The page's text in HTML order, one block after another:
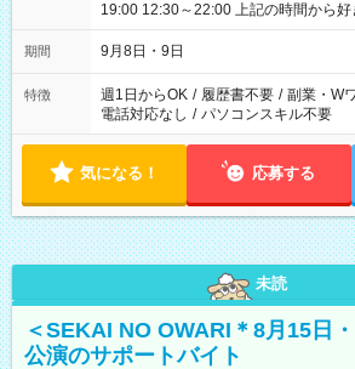
19:00 12:30～22:00 上記の時間から好きな時間を選べます！ ※
時間は変更となる可能性があります
期間 9月8日・9日
特徴 週1日からOK / 履歴書不要 / 副業・W
電話対応なし / パソコンスキル不要
気になる！ 応募する
未読
＜SEKAI NO OWARI＊8月15日
公演のサポートバイト